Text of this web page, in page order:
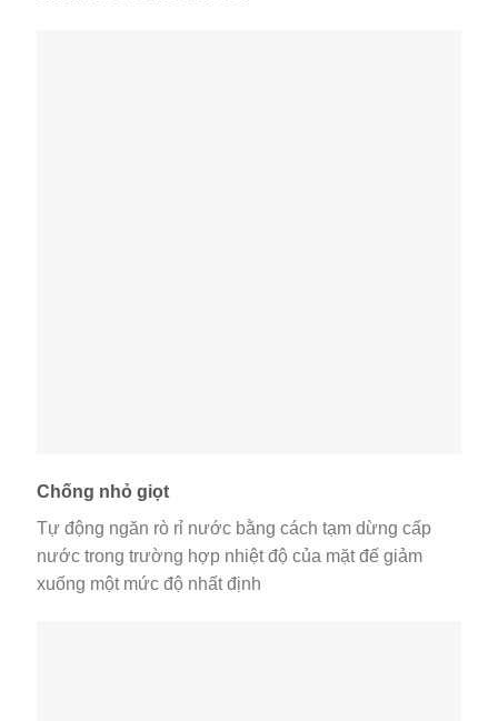
Chống nhỏ giọt
Tự động ngăn rò rỉ nước bằng cách tạm dừng cấp
nước trong trường hợp nhiệt độ của mặt đế giảm
xuống một mức độ nhất định